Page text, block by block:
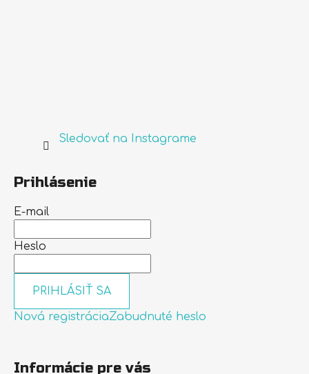
Sledovať na Instagrame
Prihlásenie
E-mail
Heslo
PRIHLÁSIŤ SA
Nová registráciaZabudnuté heslo
Informácie pre vás